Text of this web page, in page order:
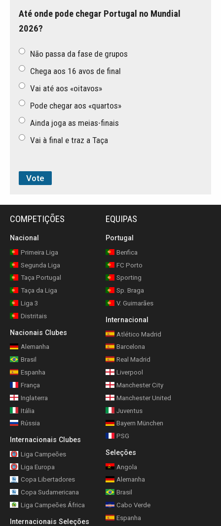
Até onde pode chegar Portugal no Mundial
2026?
Não passa da fase de grupos
Chega aos 16 avos de final
Vai até aos «oitavos»
Pode chegar aos «quartos»
Ainda joga as meias-finais
Vai à final e traz a Taça
COMPETIÇÕES
Nacional
Primeira Liga
Segunda Liga
Taça Portugal
Taça da Liga
Liga 3
Distritais
Nacionais Clubes
Alemanha
Brasil
Espanha
França
Inglaterra
Itália
Rússia
Internacionais Clubes
Liga Campeões
Liga Europa
Copa Libertadores
Copa Sudamericana
Liga Campeões África
Internacionais Seleções
EQUIPAS
Portugal
Benfica
FC Porto
Sporting
Sp. Braga
V. Guimarães
Internacional
Atlético Madrid
Barcelona
Real Madrid
Liverpool
Manchester City
Manchester United
Juventus
Bayern München
PSG
Seleções
Angola
Alemanha
Brasil
Cabo Verde
Espanha